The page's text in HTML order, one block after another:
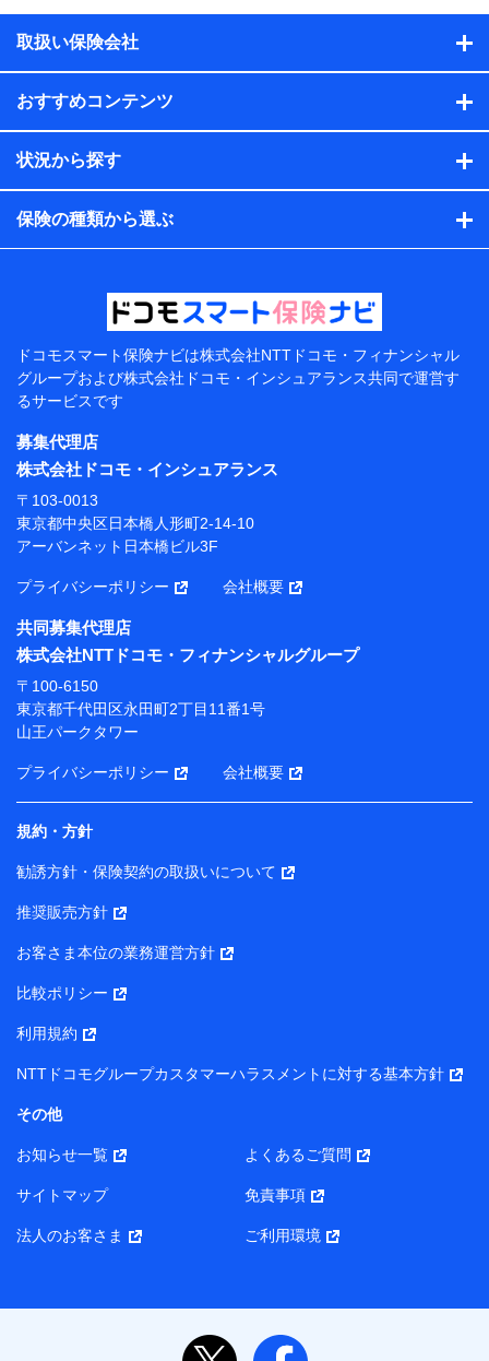
ル内容や送信履歴の情報及び保険の更改案内等を提供し
保険契約情報
当社または株式会社NTTドコモ・フィナンシャルグルー
プが取得し、又は保有する保険契約に関する情報。例と
して、保険契約者及び被保険者の氏名、住所、生年月
日、性別、保険契約者と被保険者の関係、保険加入の目
的、保険商品の内容、保険料、保険料のお支払方法、車
のメーカーや走行距離などの情報、建物の構造や築年数
などの情報、ペットの種類や年齢などの情報などが含ま
提供当事者から受領当事者が個人データを取得する方法
電子的・電磁的方法等
【共同して利用する者の範囲】
当社
株式会社NTTドコモ・フィナンシャルグループ
【利用目的】
当社または株式会社NTTドコモ・フィナンシャルグルー
プが提供する保険関連サービスにおけるユーザー登録受
付および管理のため
当社または株式会社NTTドコモ・フィナンシャルグルー
携会社の保険その他に関する情報を提供するため、また
維持管理等の委託業務遂行のため、またそれらに付帯、
関連する当社または株式会社NTTドコモ・フィナンシャ
ルグループおよび提携会社のサービスを案内、提供する
ため
（各サービスで取得したサービス利用履歴、ウェブサイ
トの閲覧履歴、購買履歴、ご契約内容等のパーソナルデ
ータを分析して、お客さまの趣味・嗜好・傾向に応じた
サービス・商品等に関するご提案や広告の配信等を行う
ことがあります。）
各種セミナーの開催のため
コンサルティングサービスの実施のため
アンケートやキャンペーン等の実施のため
上記に係る案内・手続き・管理等付帯業務を行うため
所・代表者名】
り）
株式会社NTTドコモ・フィナンシャルグループ 代表取締役
社長 廣井 孝史
東京都中央区日本橋人形町2-14-10 アーバンネット日本橋
株式会社ドコモ・インシュアランス 代表取締役社長 吉
村 忠義
また当社は、オンライン面談による保険のご相談にあたっ
取扱い保険会社
おすすめコンテンツ
状況から探す
保険の種類から選ぶ
ドコモスマート保険ナビは株式会社NTTドコモ・フィナンシャル
グループおよび株式会社ドコモ・インシュアランス共同で運営す
るサービスです
募集代理店
株式会社ドコモ・インシュアランス
〒103-0013
東京都中央区日本橋人形町2-14-10
アーバンネット日本橋ビル3F
プライバシーポリシー 会社概要
共同募集代理店
株式会社NTTドコモ・フィナンシャルグループ
〒100-6150
東京都千代田区永田町2丁目11番1号
山王パークタワー
プライバシーポリシー 会社概要
規約・方針
勧誘方針・保険契約の取扱いについて
推奨販売方針
お客さま本位の業務運営方針
比較ポリシー
利用規約
NTTドコモグループカスタマーハラスメントに対する基本方針
その他
お知らせ一覧 よくあるご質問
サイトマップ 免責事項
法人のお客さま ご利用環境